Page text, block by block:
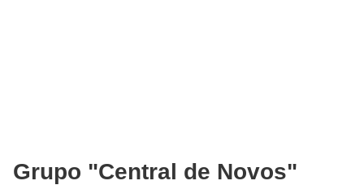
Grupo "Central de Novos"